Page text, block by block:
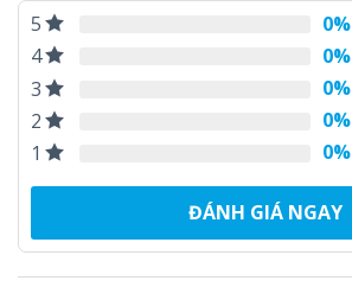
5 0%
4
0%
3
0%
2
0%
1
0%
ĐÁNH GIÁ NGAY